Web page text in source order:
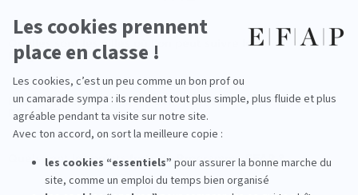
Quelles sont les villes où l'on peut suivre le
Programme EFAP ?
L'EFAP accepte-t-elle les admissions parallèles (après
BTS, BUT ou Licence) ?
Quels sont les points forts du Programme EFAP ?